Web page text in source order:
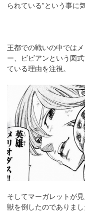
られている”という事に
王都での戦いの中では
ー、ビビアンという図
ている理由を注視。
そしてマーガレットが
獣を倒したのでありまし